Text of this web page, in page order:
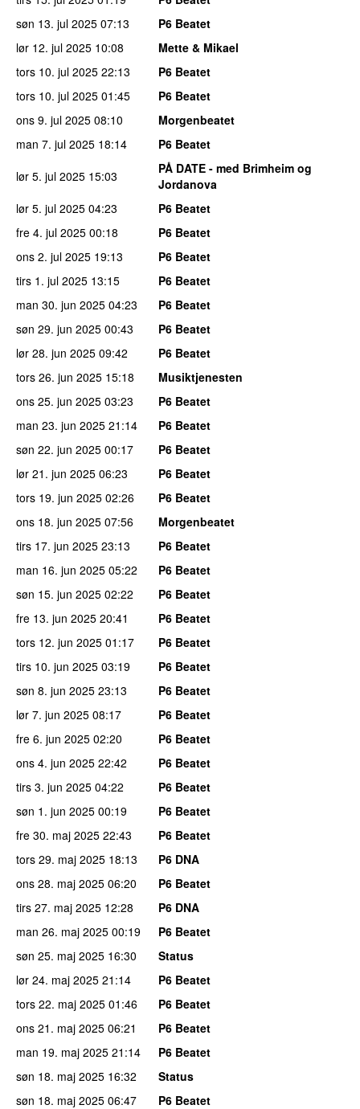
søn 13. jul 2025 07:13
P6 Beatet
lør 12. jul 2025 10:08
Mette & Mikael
tors 10. jul 2025 22:13
P6 Beatet
tors 10. jul 2025 01:45
P6 Beatet
ons 9. jul 2025 08:10
Morgenbeatet
man 7. jul 2025 18:14
P6 Beatet
lør 5. jul 2025 15:03
PÅ DATE - med Brimheim og
Jordanova
lør 5. jul 2025 04:23
P6 Beatet
fre 4. jul 2025 00:18
P6 Beatet
ons 2. jul 2025 19:13
P6 Beatet
tirs 1. jul 2025 13:15
P6 Beatet
man 30. jun 2025 04:23
P6 Beatet
søn 29. jun 2025 00:43
P6 Beatet
lør 28. jun 2025 09:42
P6 Beatet
tors 26. jun 2025 15:18
Musiktjenesten
ons 25. jun 2025 03:23
P6 Beatet
man 23. jun 2025 21:14
P6 Beatet
søn 22. jun 2025 00:17
P6 Beatet
lør 21. jun 2025 06:23
P6 Beatet
tors 19. jun 2025 02:26
P6 Beatet
ons 18. jun 2025 07:56
Morgenbeatet
tirs 17. jun 2025 23:13
P6 Beatet
man 16. jun 2025 05:22
P6 Beatet
søn 15. jun 2025 02:22
P6 Beatet
fre 13. jun 2025 20:41
P6 Beatet
tors 12. jun 2025 01:17
P6 Beatet
tirs 10. jun 2025 03:19
P6 Beatet
søn 8. jun 2025 23:13
P6 Beatet
lør 7. jun 2025 08:17
P6 Beatet
fre 6. jun 2025 02:20
P6 Beatet
ons 4. jun 2025 22:42
P6 Beatet
tirs 3. jun 2025 04:22
P6 Beatet
søn 1. jun 2025 00:19
P6 Beatet
fre 30. maj 2025 22:43
P6 Beatet
tors 29. maj 2025 18:13
P6 DNA
ons 28. maj 2025 06:20
P6 Beatet
tirs 27. maj 2025 12:28
P6 DNA
man 26. maj 2025 00:19
P6 Beatet
søn 25. maj 2025 16:30
Status
lør 24. maj 2025 21:14
P6 Beatet
tors 22. maj 2025 01:46
P6 Beatet
ons 21. maj 2025 06:21
P6 Beatet
man 19. maj 2025 21:14
P6 Beatet
søn 18. maj 2025 16:32
Status
søn 18. maj 2025 06:47
P6 Beatet